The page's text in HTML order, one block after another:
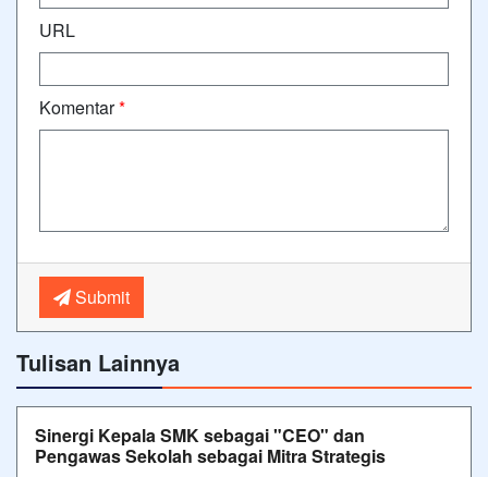
URL
Komentar*
Submit
Tulisan Lainnya
Sinergi Kepala SMK sebagai "CEO" dan
Pengawas Sekolah sebagai Mitra Strategis